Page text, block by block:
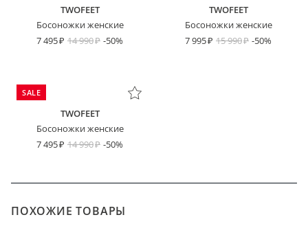
TWOFEET
Босоножки женские
7 495
14 990 -50%
TWOFEET
Босоножки женские
7 995
15 990 -50%
SALE
TWOFEET
Босоножки женские
7 495
14 990 -50%
ПОХОЖИЕ ТОВАРЫ